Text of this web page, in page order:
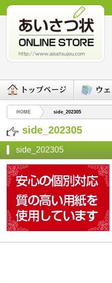
HOME side_202305
side_202305
side_202305